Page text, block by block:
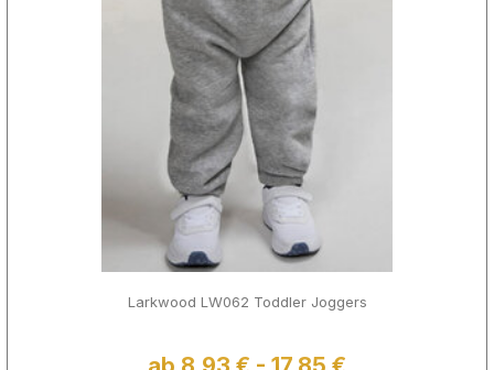
Larkwood LW062 Toddler Joggers